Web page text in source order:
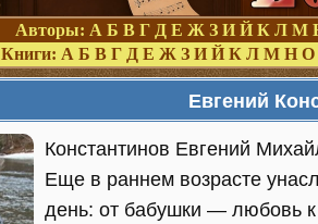
Авторы: А Б В Г Д Е Ж З И Й К Л М
Книги: А Б В Г Д Е Ж З И Й К Л М Н О
Евгений
Константинов Евгений
Еще в раннем возрасте
день: от бабушки — любовь